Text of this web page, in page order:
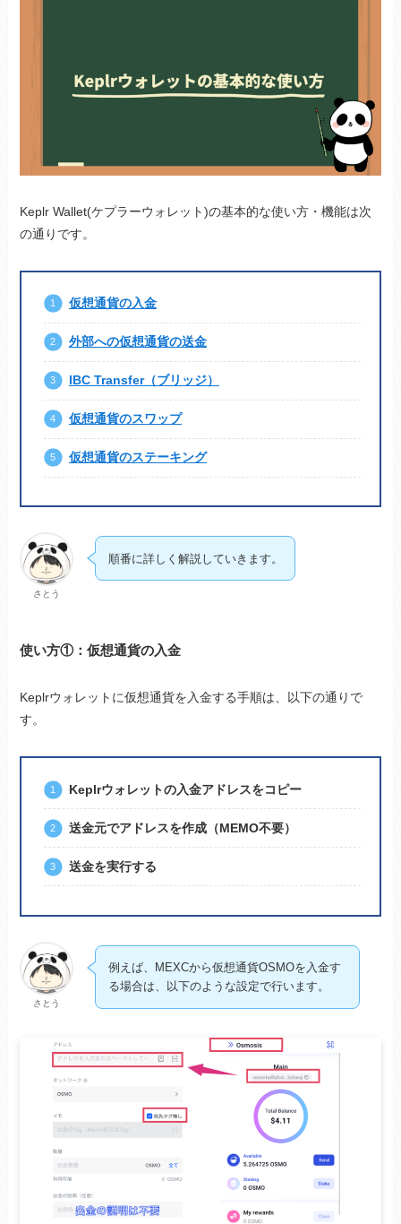
Keplr Wallet(ケプラーウォレット)の基本的な使い方・機能は次
の通りです。
仮想通貨の入金
外部への仮想通貨の送金
IBC Transfer（ブリッジ）
仮想通貨のスワップ
仮想通貨のステーキング
さとう
順番に詳しく解説していきます。
使い方①：仮想通貨の入金
Keplrウォレットに仮想通貨を入金する手順は、以下の通りで
す。
Keplrウォレットの入金アドレスをコピー
送金元でアドレスを作成（MEMO不要）
送金を実行する
さとう
例えば、MEXCから仮想通貨OSMOを入金す
る場合は、以下のような設定で行います。